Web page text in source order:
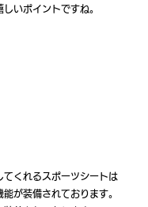
いポイントですね。
てくれるスポーツシートは
が装備されております。